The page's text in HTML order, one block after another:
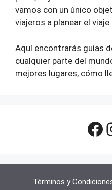
vamos con un único
viajeros a planear el
Aquí encontrarás guías
cualquier parte del
mejores lugares, cómo
Términos y